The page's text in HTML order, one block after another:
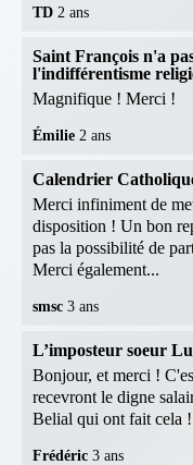
TD 2 ans
Saint François n'a
l'indifférentisme
Magnifique ! Merci !
Émilie 2 ans
Calendrier
Merci infiniment de
disposition ! Un bon
pas la possibilité de
Merci également...
smsc 3 ans
L’imposteur soeur
Bonjour, et merci !
recevront le digne
Belial qui ont fait cela !
Frédéric 3 ans